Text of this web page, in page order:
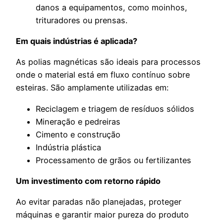
danos a equipamentos, como moinhos,
trituradores ou prensas.
Em quais indústrias é aplicada?
As polias magnéticas são ideais para processos
onde o material está em fluxo contínuo sobre
esteiras. São amplamente utilizadas em:
Reciclagem e triagem de resíduos sólidos
Mineração e pedreiras
Cimento e construção
Indústria plástica
Processamento de grãos ou fertilizantes
Um investimento com retorno rápido
Ao evitar paradas não planejadas, proteger
máquinas e garantir maior pureza do produto